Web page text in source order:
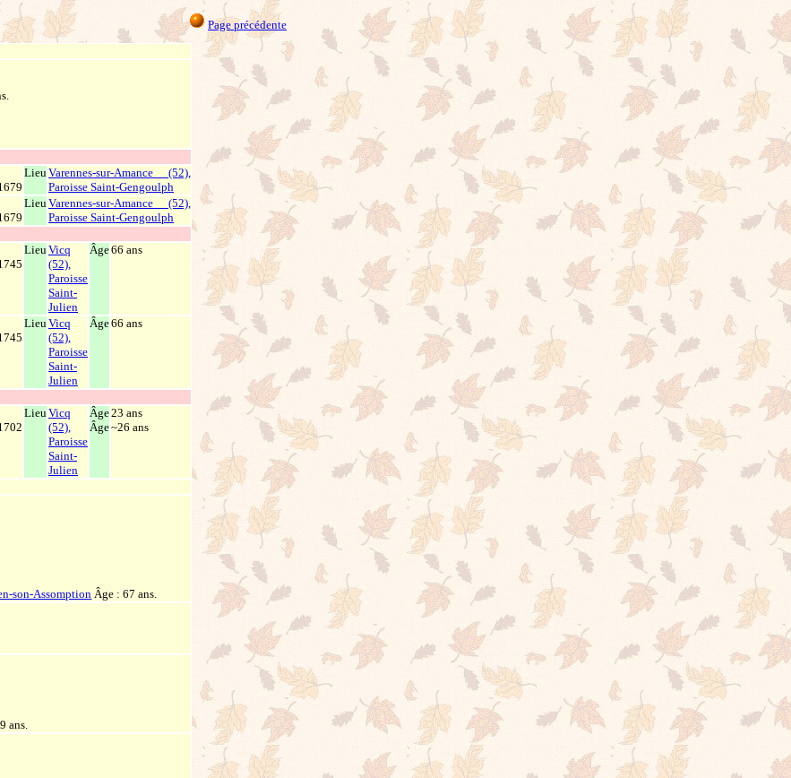
Page précédente
LieuVarennes-sur-Amance (52),
Paroisse Saint-Gengoulph
LieuVarennes-sur-Amance (52),
Paroisse Saint-Gengoulph
LieuVicq
(52),
Paroisse
Saint-
Julien
Âge66 ans
LieuVicq
(52),
Paroisse
Saint-
Julien
Âge66 ans
LieuVicq
(52),
Paroisse
Saint-
Julien
Âge
Âge
23 ans
~26 ans
son-Assomption Âge : 67 ans.
ans.